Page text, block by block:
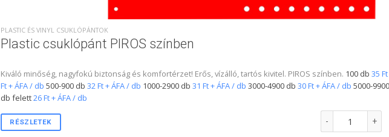
PLASTIC ÉS VINYL CSUKLÓPÁNTOK
Plastic csuklópánt PIROS színben
Kiváló minőség, nagyfokú biztonság és komfortérzet! Erős, vízálló, tartós kivitel. PIROS színben. 100 db 35
Ft + ÁFA / db 500-900 db 32 Ft + ÁFA / db 1000-2900 db 31 Ft + ÁFA / db 3000-4900 db 30 Ft + ÁFA / db 5000-
db felett26 Ft + ÁFA / db
RÉSZLETEK
Plastic csuklópánt